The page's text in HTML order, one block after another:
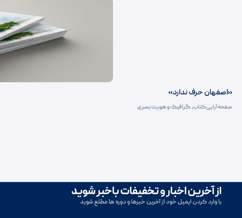
«اصفهان حرف ندارد»
صفحه آرایی کتاب‌, گرافیک و هویت بصری
از آخرین اخبار و تخفیفات باخبر شوید
با وارد کردن ایمیل خود از آخرین خبرها و دوره ها مطلع شوید